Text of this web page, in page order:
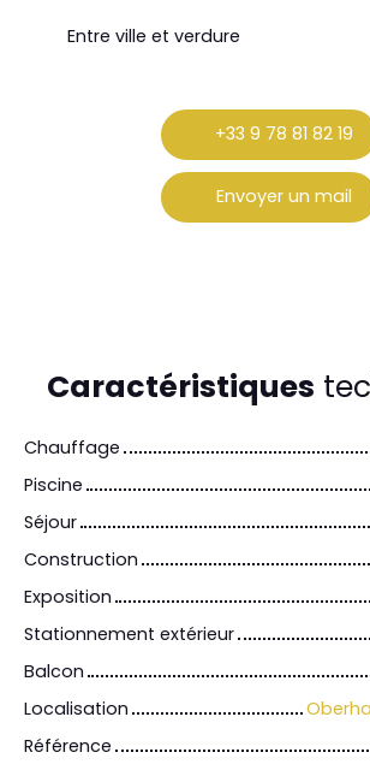
Entre ville et verdure
+33 9 78 81 82 19
Envoyer un mail
Caractéristiques
Chauffage
Piscine
Séjour
Construction
Exposition
Stationnement extérieur
Balcon
Localisation
Référence